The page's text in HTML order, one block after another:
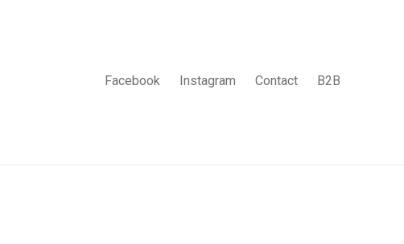
Facebook Instagram Contact B2B